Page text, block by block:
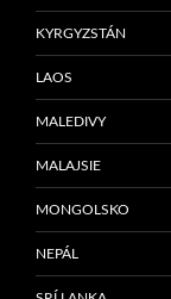
KYRGYZSTÁN
LAOS
MALEDIVY
MALAJSIE
MONGOLSKO
NEPÁL